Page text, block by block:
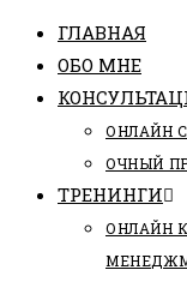
ГЛАВНАЯ
ОБО МНЕ
ОНЛАЙН
ОЧНЫЙ
ТРЕНИНГИ
ОНЛАЙН